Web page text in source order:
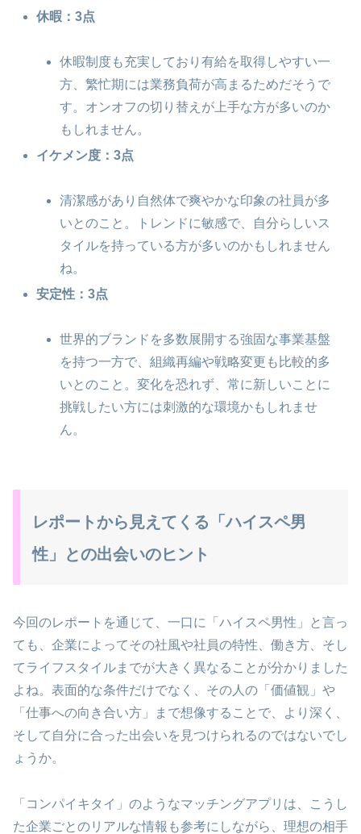
休暇：3点
休暇制度も充実しており有給を取得しやすい一
方、繁忙期には業務負荷が高まるためだそうで
す。オンオフの切り替えが上手な方が多いのか
もしれません。
イケメン度：3点
清潔感があり自然体で爽やかな印象の社員が多
いとのこと。トレンドに敏感で、自分らしいス
タイルを持っている方が多いのかもしれません
ね。
安定性：3点
世界的ブランドを多数展開する強固な事業基盤
を持つ一方で、組織再編や戦略変更も比較的多
いとのこと。変化を恐れず、常に新しいことに
挑戦したい方には刺激的な環境かもしれませ
ん。
レポートから見えてくる「ハイスペ男
性」との出会いのヒント
今回のレポートを通じて、一口に「ハイスペ男性」と言っ
ても、企業によってその社風や社員の特性、働き方、そし
てライフスタイルまでが大きく異なることが分かりました
よね。表面的な条件だけでなく、その人の「価値観」や
「仕事への向き合い方」まで想像することで、より深く、
そして自分に合った出会いを見つけられるのではないでし
ょうか。
「コンパイキタイ」のようなマッチングアプリは、こうし
た企業ごとのリアルな情報も参考にしながら、理想の相手